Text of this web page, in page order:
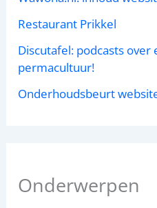
Restaurant Prikkel
Discutafel: podcasts
permacultuur!
Onderhoudsbeurt
Onderwerpen